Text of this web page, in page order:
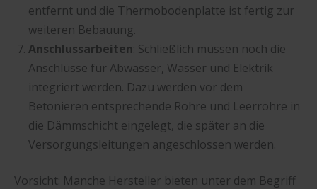
entfernt und die Thermobodenplatte ist fertig zur
weiteren Bebauung.
Anschlussarbeiten: Schließlich müssen noch die
Anschlüsse für Abwasser, Wasser und Elektrik
integriert werden. Dazu werden vor dem
Betonieren entsprechende Rohre und Leerrohre in
die Dämmschicht eingelegt, die später an die
Versorgungsleitungen angeschlossen werden.
Vorsicht: Manche Hersteller bieten unter dem Begriff